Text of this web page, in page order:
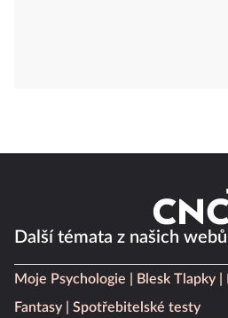
Další témata z našich webů
Moje Psychologie Blesk Tlapky
Fantasy
Spotřebitelské testy